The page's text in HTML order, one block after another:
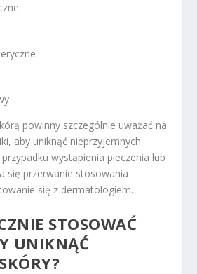
powinny szczególnie uważać na
aby uniknąć nieprzyjemnych
wystąpienia pieczenia lub
się przerwanie stosowania
się z dermatologiem.
STOSOWAĆ
UNIKNĄĆ